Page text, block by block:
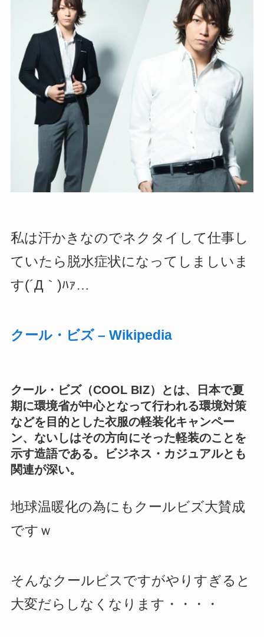
私は汗かきなのでネクタイして仕事し
ていたら脱水症状になってしましいま
す(´Д｀)ﾊｧ…
クール・ビズ – Wikipedia
クール・ビズ（COOL BIZ）とは、日本で夏
期に環境省が中心となって行われる環境対策
などを目的とした衣服の軽装化キャンペー
ン、ないしはその方向にそった軽装のことを
示す造語である。ビジネス・カジュアルとも
関連が深い。
地球温暖化の為にもクールビズ大賛成
ですｗ
そんなクールビスですがやりすぎると
大変だらしなくなります・・・・